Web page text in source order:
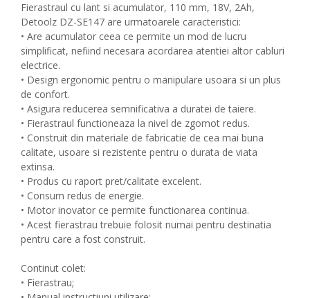
Fierastraul cu lant si acumulator, 110 mm, 18V, 2Ah,
Detoolz DZ-SE147 are urmatoarele caracteristici:
• Are acumulator ceea ce permite un mod de lucru
simplificat, nefiind necesara acordarea atentiei altor cabluri
electrice.
• Design ergonomic pentru o manipulare usoara si un plus
de confort.
• Asigura reducerea semnificativa a duratei de taiere.
• Fierastraul functioneaza la nivel de zgomot redus.
• Construit din materiale de fabricatie de cea mai buna
calitate, usoare si rezistente pentru o durata de viata
extinsa.
• Produs cu raport pret/calitate excelent.
• Consum redus de energie.
• Motor inovator ce permite functionarea continua.
• Acest fierastrau trebuie folosit numai pentru destinatia
pentru care a fost construit.
Continut colet:
• Fierastrau;